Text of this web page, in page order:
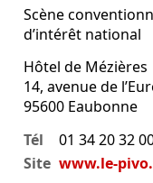
Scène
d’intérêt national
Hôtel de Mézières
14, avenue de
95600 Eaubonne
Tél
01 34 20 32
Site www.le-